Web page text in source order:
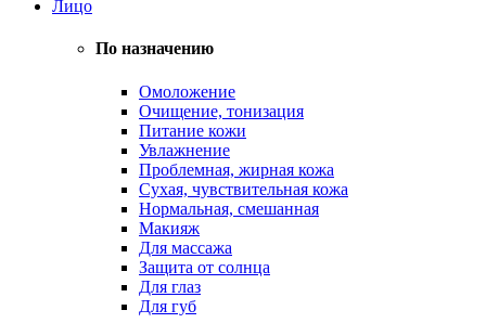
Лицо
По назначению
Омоложение
Очищение, тонизация
Питание кожи
Увлажнение
Проблемная, жирная кожа
Сухая, чувствительная кожа
Нормальная, смешанная
Макияж
Для массажа
Защита от солнца
Для глаз
Для губ